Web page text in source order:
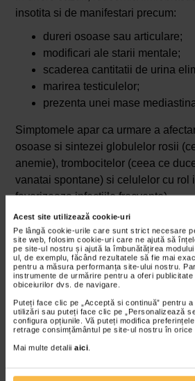
Acest site utilizează cookie-uri
Pe lângă cookie-urile care sunt strict necesare
site web, folosim cookie-uri care ne ajută să
pe site-ul nostru și ajută la îmbunătățirea
ul, de exemplu, făcând rezultatele să fie mai
pentru a măsura performanța site-ului nostru.
instrumente de urmărire pentru a oferi
obiceiurilor dvs. de navigare.
Puteți face clic pe „Acceptă si continuă” pentru
utilizări sau puteți face clic pe „Personalizează
configura opțiunile. Vă puteți modifica
retrage consimțământul pe site-ul nostru în orice
Mai multe detalii aici.
insotita si de manifestari precum:
dureri osoase sau articulare;
modificari ale starii mentale;
scaderea cantitatii de urina
marirea testiculelor;
prezenta unei mase
Simptomele apar ca urmare a
osoase si sintezei globulelor rosii
anemie), trombocitelor (ceea ce
vanatai spontane) si celulelor cu rol
favorizeaza infectiile frecvente).